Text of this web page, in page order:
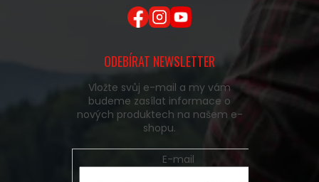
ODEBÍRAT NEWSLETTER
Vložte svůj e-mail a my vám
budeme zasílat informace o
nových produktech na našem e-
shopu.
E-mail